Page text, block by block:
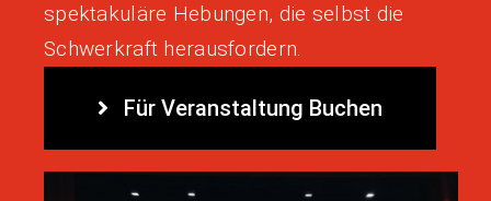
spektakuläre Hebungen, die selbst die
Schwerkraft herausfordern.
Für Veranstaltung Buchen